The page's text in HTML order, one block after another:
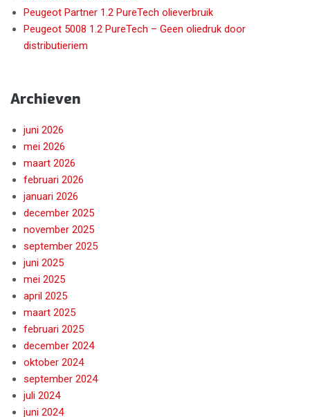
Peugeot Partner 1.2 PureTech olieverbruik
Peugeot 5008 1.2 PureTech – Geen oliedruk door
distributieriem
Archieven
juni 2026
mei 2026
maart 2026
februari 2026
januari 2026
december 2025
november 2025
september 2025
juni 2025
mei 2025
april 2025
maart 2025
februari 2025
december 2024
oktober 2024
september 2024
juli 2024
juni 2024